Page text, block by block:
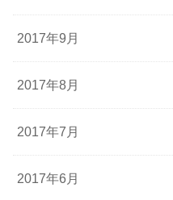
2017年9月
2017年8月
2017年7月
2017年6月